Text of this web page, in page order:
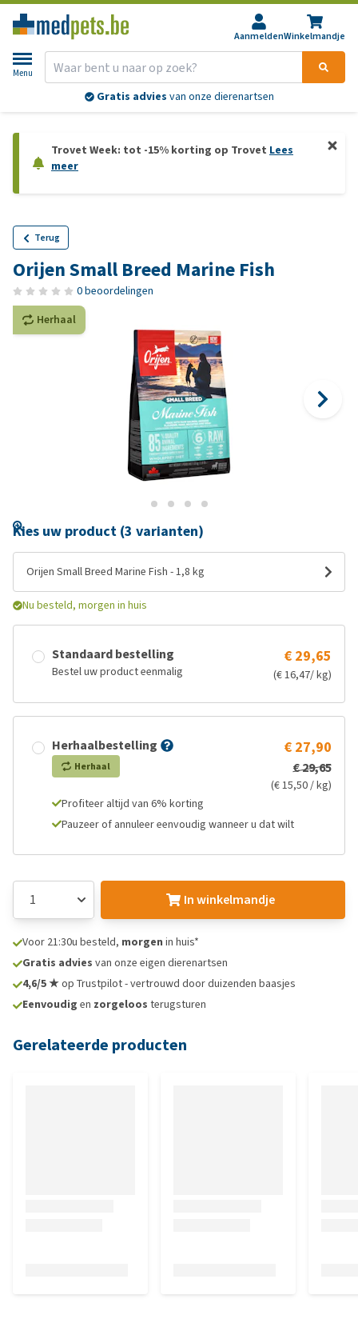
AanmeldenWinkelmandje
Menu
Gratis advies van onze dierenartsen
Trovet Week: tot -15% korting op Trovet Lees
meer
Terug
Orijen Small Breed Marine Fish
0 beoordelingen
Herhaal
Kies uw product (3 varianten)
Orijen Small Breed Marine Fish - 1,8 kg
Nu besteld, morgen in huis
Standaard bestelling
Bestel uw product eenmalig
€ 29,65
(€ 16,47/ kg)
Herhaalbestelling
Herhaal
€ 27,90
€ 29,65
(€ 15,50 / kg)
Profiteer altijd van 6% korting
Pauzeer of annuleer eenvoudig wanneer u dat wilt
In winkelmandje
Voor 21:30u besteld, morgen in huis*
Gratis advies van onze eigen dierenartsen
4,6/5 ★op Trustpilot - vertrouwd door duizenden baasjes
Eenvoudig en zorgeloos terugsturen
Gerelateerde producten